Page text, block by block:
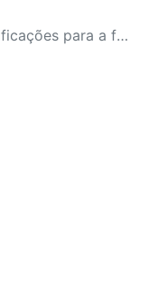
Equipe conquistou medalhas, classificações para a fase final do Campeonato Brasileiro e importantes resultados em competições estaduais e nacionais.